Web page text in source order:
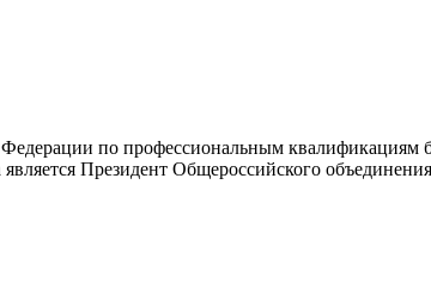
по профессиональным квалификациям
Президент Общероссийского